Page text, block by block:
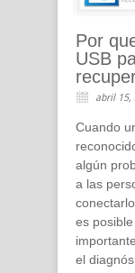
Por
USB
abril 15,
Cuando
algún
a las
es
el diagnós